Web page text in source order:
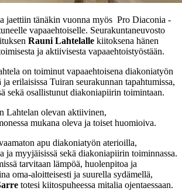
jaettiin tänäkin vuonna myös Pro Diaconia -
vapaaehtoiselle. Seurakuntaneuvosto
Rauni Lahtelalle kiitoksena hänen
ja aktiivisesta vapaaehtoistyöstään.
on toiminut vapaaehtoisena diakoniatyön
erilaisissa Tuiran seurakunnan tapahtumissa,
sekä osallistunut diakoniapiirin toimintaan.
Lahtelan olevan aktiivinen,
mukana oleva ja toiset huomioiva.
apu diakoniatyön aterioilla,
ja myyjäisissä sekä diakoniapiirin toiminnassa.
tarvitaan lämpöä, huolenpitoa ja
oma-aloitteisesti ja suurella sydämellä,
totesi kiitospuheessa mitalia ojentaessaan.